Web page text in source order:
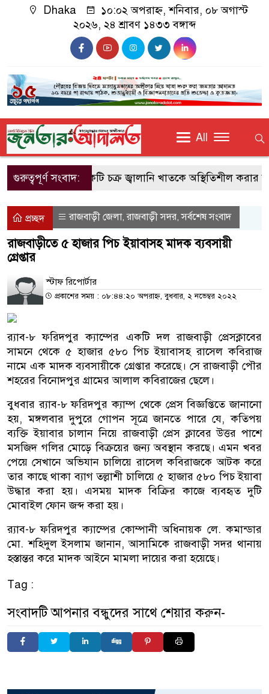
Dhaka
১০:০২ অপরাহ্ন, শনিবার, ০৮ অগাস্ট
২০২৬, ২৪ শ্রাবণ ১৪৩৩ বঙ্গাব্দ
All
গুরুত্বপূর্ণ সংবাদ:একটি চক্র জ্বালানি খাতকে অস্থিতিশীল করার জন্য
প্রচ্ছদ রাজবাড়ী জেলা,রাজবাড়ী সদর,সর্বশেষ সংবাদ
রাজবাড়ীতে ৫ হাজার পিচ ইয়াবাসহ মাদক ব্যবসায়ী
গ্রেপ্তার
স্টাফ রিপোর্টার
প্রকাশের সময় : ০৮:৪৪:২০ অপরাহ্ন, বুধবার, ২ নভেম্বর ২০২২
র‌্যাব-৮ ফরিদপুর ক্যাম্পের একটি দল রাজবাড়ী প্রেসক্লাবের
সামনে থেকে ৫ হাজার ৫৮০ পিচ ইয়াবাসহ রাসেল কবিরাজ
নামে এক মাদক ব্যবসায়ীকে গ্রেপ্তার করেছে। সে রাজবাড়ী পৌর
শহরের বিনোদপুর গ্রামের আলাল কবিরাজের ছেলে।
বুধবার র‌্যাব-৮ ফরিদপুর ক্যাম্প থেকে প্রেস বিজ্ঞপ্তিতে জানানো
হয়, মঙ্গলবার দুপুরে গোপন সূত্রে জানতে পারে যে, কতিপয়
ব্যক্তি ইয়াবার চালান নিয়ে রাজবাড়ী প্রেস ক্লাবের উত্তর পাশে
মসজিদ গলির মোড়ে বিক্রয়ের জন্য অবস্থান করছে। এমন খবর
পেয়ে সেখানে অভিযান চালিয়ে রাসেল কবিরাজকে আটক করে
তার কাছে থাকা ব্যাগ তল্লাশী চালিয়ে ৫ হাজার ৫৮০ পিচ ইয়াবা
উদ্ধার করা হয়। এসময় মাদক বিক্রির কাজে ব্যবহৃত দুটি
মোবাইল ফোন জব্দ করা হয়।
র‌্যাব-৮ ফরিদপুর ক্যাম্পের কোম্পানী অধিনায়ক লে. কমান্ডার
মো. শহিদুল ইসলাম জানান, আসামিকে রাজবাড়ী সদর থানায়
হস্তান্তর করে মাদক আইনে মামলা দায়ের করা হয়েছে।
Tag :
সংবাদটি আপনার বন্ধুদের সাথে শেয়ার করুন-